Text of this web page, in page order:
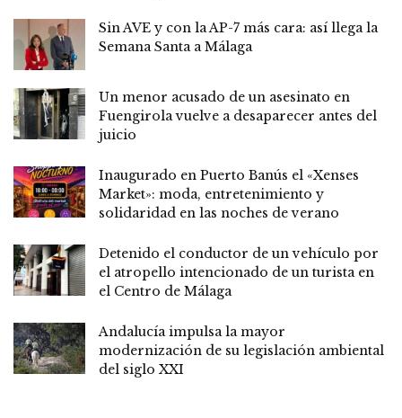
Sin AVE y con la AP-7 más cara: así llega la
Semana Santa a Málaga
Un menor acusado de un asesinato en
Fuengirola vuelve a desaparecer antes del
juicio
Inaugurado en Puerto Banús el «Xenses
Market»: moda, entretenimiento y
solidaridad en las noches de verano
Detenido el conductor de un vehículo por
el atropello intencionado de un turista en
el Centro de Málaga
Andalucía impulsa la mayor
modernización de su legislación ambiental
del siglo XXI